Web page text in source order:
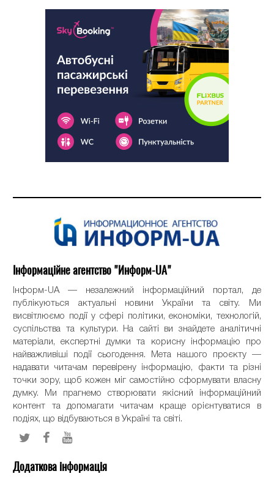
Інформаційне агентство "Информ-UA"
Інформ-UA — незалежний інформаційний портал, де
публікуються актуальні новини України та світу. Ми
висвітлюємо події у сфері політики, економіки, технологій,
суспільства та культури. На сайті ви знайдете аналітичні
матеріали, експертні думки та корисну інформацію про
найважливіші події сьогодення. Мета нашого проєкту —
надавати читачам перевірену інформацію, факти та різні
точки зору, щоб кожен міг самостійно сформувати власну
думку. Ми прагнемо створювати якісний інформаційний
контент та допомагати читачам краще орієнтуватися в
подіях, що відбуваються в Україні та світі.
Додаткова інформація